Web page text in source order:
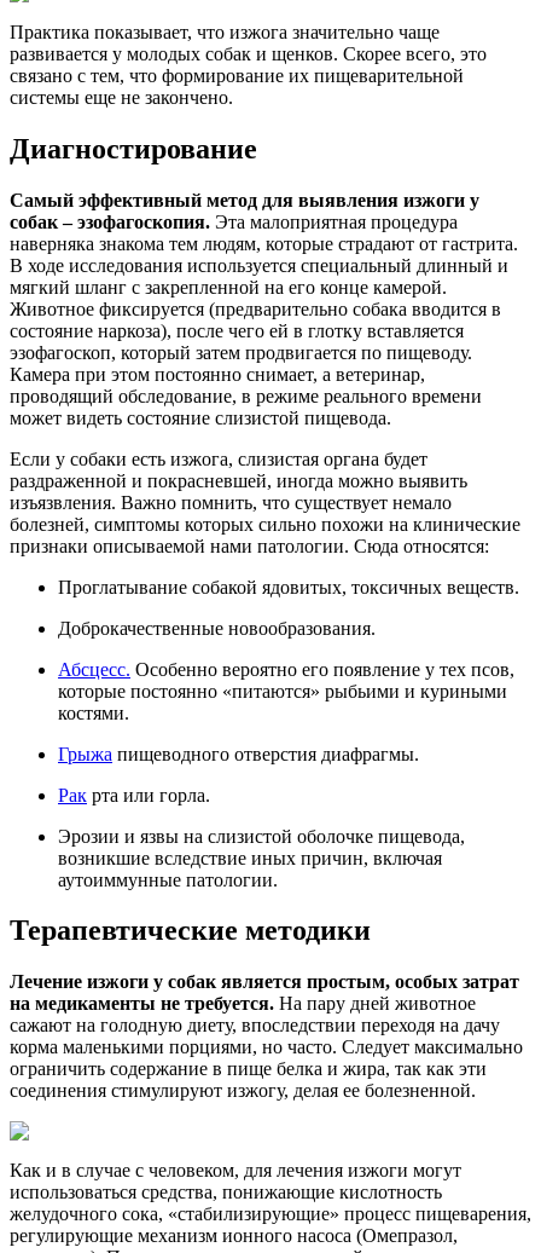
Практика показывает, что изжога значительно чаще
развивается у молодых собак и щенков. Скорее всего, это
связано с тем, что формирование их пищеварительной
системы еще не закончено.
Диагностирование
Самый эффективный метод для выявления изжоги у
собак – эзофагоскопия. Эта малоприятная процедура
наверняка знакома тем людям, которые страдают от гастрита.
В ходе исследования используется специальный длинный и
мягкий шланг с закрепленной на его конце камерой.
Животное фиксируется (предварительно собака вводится в
состояние наркоза), после чего ей в глотку вставляется
эзофагоскоп, который затем продвигается по пищеводу.
Камера при этом постоянно снимает, а ветеринар,
проводящий обследование, в режиме реального времени
может видеть состояние слизистой пищевода.
Если у собаки есть изжога, слизистая органа будет
раздраженной и покрасневшей, иногда можно выявить
изъязвления. Важно помнить, что существует немало
болезней, симптомы которых сильно похожи на клинические
признаки описываемой нами патологии. Сюда относятся:
Проглатывание собакой ядовитых, токсичных веществ.
Доброкачественные новообразования.
Абсцесс. Особенно вероятно его появление у тех псов,
которые постоянно «питаются» рыбьими и куриными
костями.
Грыжа пищеводного отверстия диафрагмы.
Рак рта или горла.
Эрозии и язвы на слизистой оболочке пищевода,
возникшие вследствие иных причин, включая
аутоиммунные патологии.
Терапевтические методики
Лечение изжоги у собак является простым, особых затрат
на медикаменты не требуется. На пару дней животное
сажают на голодную диету, впоследствии переходя на дачу
корма маленькими порциями, но часто. Следует максимально
ограничить содержание в пище белка и жира, так как эти
соединения стимулируют изжогу, делая ее болезненной.
Как и в случае с человеком, для лечения изжоги могут
использоваться средства, понижающие кислотность
желудочного сока, «стабилизирующие» процесс пищеварения,
регулирующие механизм ионного насоса (Омепразол,